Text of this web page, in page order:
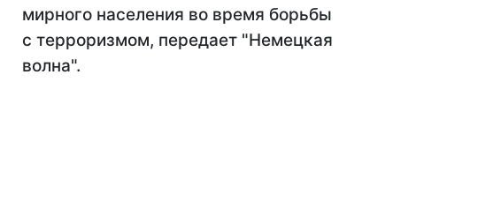
мирного населения во время борьбы
с терроризмом, передает "Немецкая
волна".